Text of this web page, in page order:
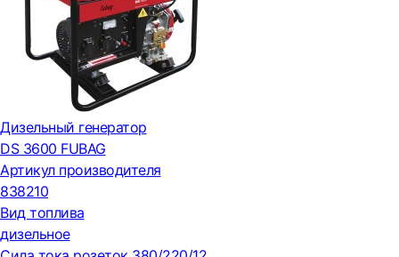
Дизельный генератор
DS 3600 FUBAG
Артикул производителя
838210
Вид топлива
дизельное